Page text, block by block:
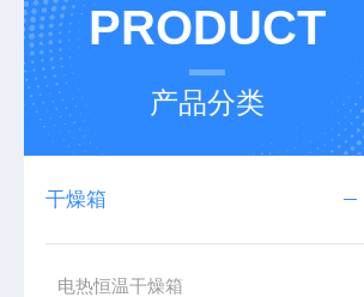
PRODUCT
产品分类
干燥箱
电热恒温干燥箱